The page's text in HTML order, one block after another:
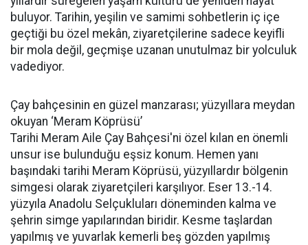
buluyor. Tarihin, yeşilin ve samimi sohbetlerin iç içe
geçtiği bu özel mekân, ziyaretçilerine sadece keyifli
bir mola değil, geçmişe uzanan unutulmaz bir yolculuk
vadediyor.
Çay bahçesinin en güzel manzarası; yüzyıllara meydan
okuyan ‘Meram Köprüsü’
Tarihi Meram Aile Çay Bahçesi'ni özel kılan en önemli
unsur ise bulunduğu eşsiz konum. Hemen yanı
başındaki tarihi Meram Köprüsü, yüzyıllardır bölgenin
simgesi olarak ziyaretçileri karşılıyor. Eser 13.-14.
yüzyıla Anadolu Selçukluları döneminden kalma ve
şehrin simge yapılarından biridir. Kesme taşlardan
yapılmış ve yuvarlak kemerli beş gözden yapılmış